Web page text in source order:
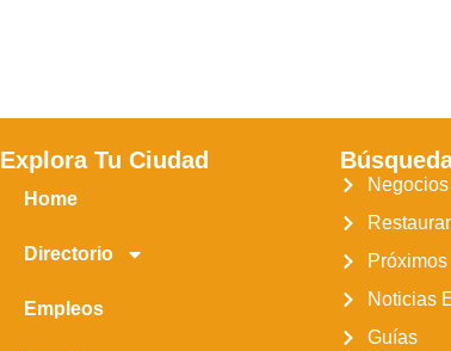
Explora Tu Ciudad
Home
Directorio
Empleos
Noticias
Guías